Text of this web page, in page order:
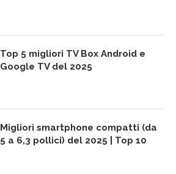
Top 5 migliori TV Box Android e
Google TV del 2025
Migliori smartphone compatti (da
5 a 6,3 pollici) del 2025 | Top 10